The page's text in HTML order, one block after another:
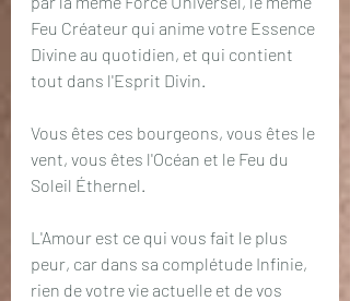
Feu Créateur qui anime votre Essence
Divine au quotidien, et qui contient
tout dans l'Esprit Divin.
Vous êtes ces bourgeons, vous êtes le
vent, vous êtes l'Océan et le Feu du
Soleil Éthernel.
L'Amour est ce qui vous fait le plus
peur, car dans sa complétude Infinie,
rien de votre vie actuelle et de vos